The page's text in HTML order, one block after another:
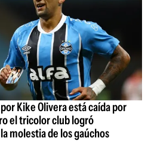
Kike Olivera está caída por
el tricolor club logró
molestia de los gaúchos